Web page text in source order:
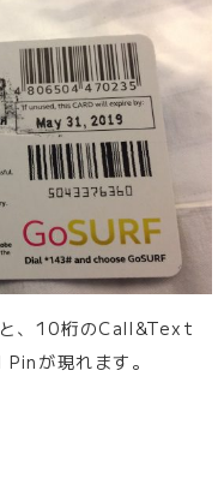
と、10桁のCall&Text
が現れます。